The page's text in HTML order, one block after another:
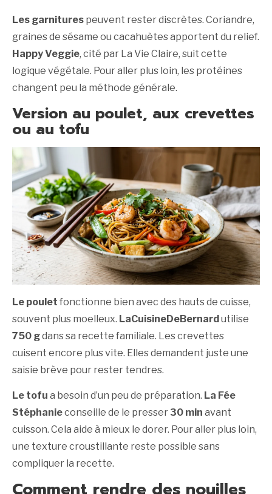
Les garnitures peuvent rester discrètes. Coriandre,
graines de sésame ou cacahuètes apportent du relief.
Happy Veggie, cité par La Vie Claire, suit cette
logique végétale. Pour aller plus loin, les protéines
changent peu la méthode générale.
Version au poulet, aux crevettes
ou au tofu
Le poulet fonctionne bien avec des hauts de cuisse,
souvent plus moelleux. LaCuisineDeBernardutilise
750 gdans sa recette familiale. Les crevettes
cuisent encore plus vite. Elles demandent juste une
saisie brève pour rester tendres.
Le tofu a besoin d’un peu de préparation. La Fée
Stéphanieconseille de le presser 30 min avant
cuisson. Cela aide à mieux le dorer. Pour aller plus loin,
une texture croustillante reste possible sans
compliquer la recette.
Comment rendre des nouilles